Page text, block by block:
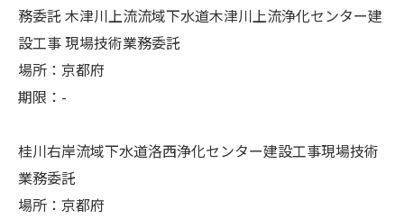
務委託 木津川上流流域下水道木津川上流浄化センター建
設工事 現場技術業務委託
場所：京都府
期限：-
桂川右岸流域下水道洛西浄化センター建設工事現場技術
業務委託
場所：京都府